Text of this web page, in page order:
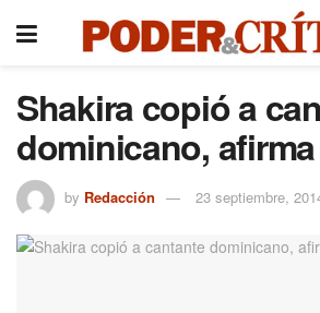
Shakira copió a
dominicano,
by Redacción 23 septiembre,